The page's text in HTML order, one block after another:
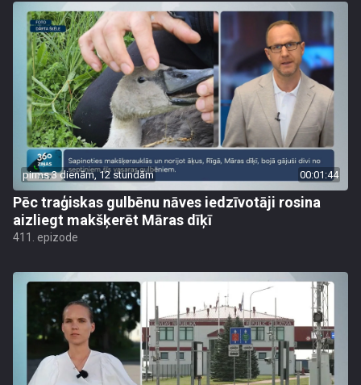
pirms 3 dienām, 12 stundām 00:01:44
Pēc traģiskas gulbēnu nāves iedzīvotāji rosina
aizliegt makšķerēt Māras dīķī
411. epizode